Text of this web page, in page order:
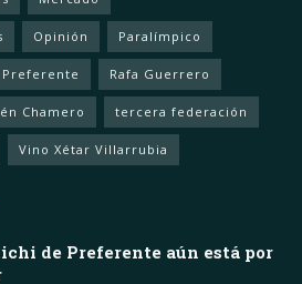
Opinión Paralímpico
Preferente Rafa Guerrero
Chamero tercera federación
Vino Xétar Villarrubia
de Preferente aún está por